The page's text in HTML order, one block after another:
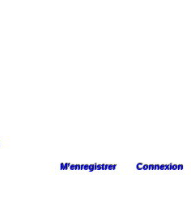
Connexion
M’enregistrer